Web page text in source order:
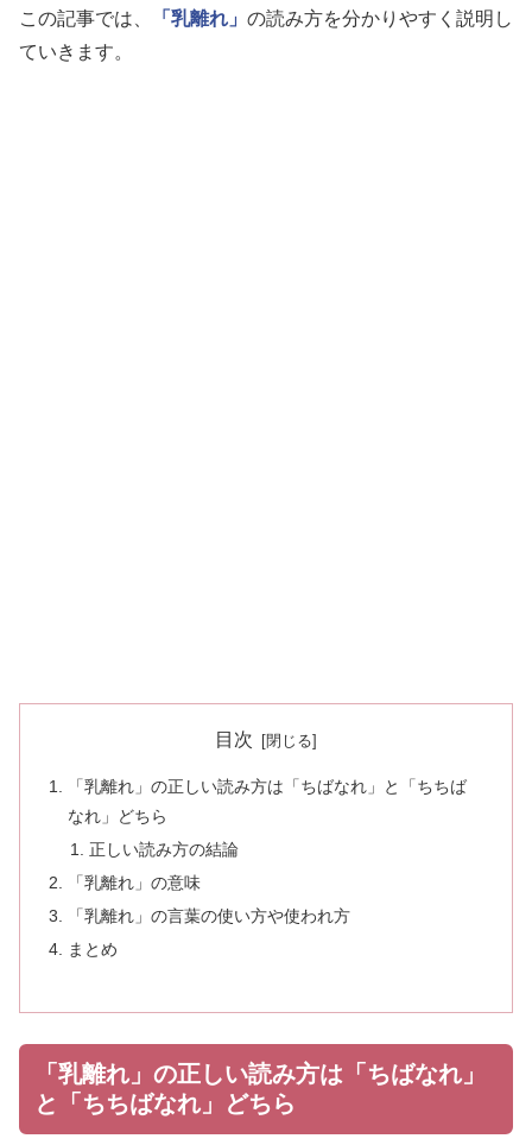
この記事では、 「乳離れ」 の読み方を分かりやすく説明し
ていきます。
目次
「乳離れ」の正しい読み方は「ちばなれ」と「ちちば
なれ」どちら
正しい読み方の結論
「乳離れ」の意味
「乳離れ」の言葉の使い方や使われ方
まとめ
「乳離れ」の正しい読み方は「ちばなれ」
と「ちちばなれ」どちら